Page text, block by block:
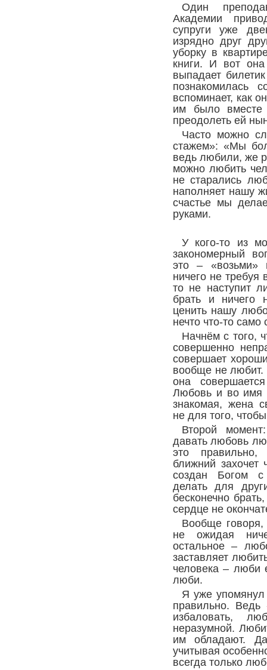
Один
Академии
супруги уже
изрядно друг
уборку в
книги. И вот
выпадает
познакомилась
вспоминает, как
им было вместе
преодолеть ей
Часто можно
стажем»: «Мы
ведь любили, же
можно любить
не старались
наполняет нашу
счастье мы
руками.
У кого-то из
закономерный
это – «возьми»
ничего не
то не наступит
брать и ничего
ценить нашу
нечто что-то
Начнём с того,
совершенно
совершает
вообще не любит.
она
Любовь и во имя
знакомая, жена
не для того,
Второй
давать любовь
это
ближний захочет
создан Богом с
делать для
бесконечно
сердце не
Вообще говоря,
не ожидая
остальное –
заставляет
человека – люби
люби.
Я уже
правильно. Ведь
избаловать,
неразумной.
им обладают.
учитывая
всегда только